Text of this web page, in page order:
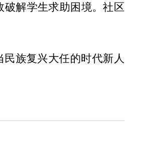
解学生求助困境。社区
族复兴大任的时代新人